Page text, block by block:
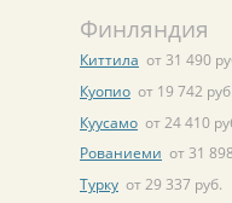
Финляндия
Киттила от 31 490
Куопио от 19 742
Куусамо от 24 410
Рованиеми от 31
Турку от 29 337 руб.